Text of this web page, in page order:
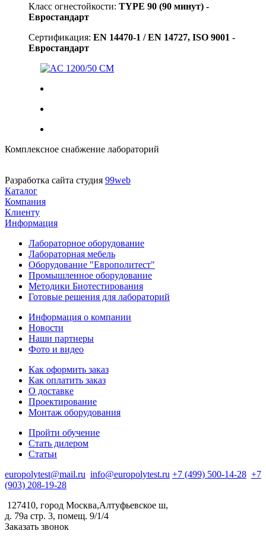
Класс огнестойкости: TYPE 90 (90 минут) -
Евростандарт
Сертификация: EN 14470-1 / EN 14727, ISO 9001 -
Евростандарт
AC 1200/50 CM
Комплексное снабжение лабораторий
Разработка сайта студия 99web
Каталог
Компания
Клиенту
Информация
Лабораторное оборудование
Лабораторная мебель
Оборудование "Европолитест"
Промышленное оборудование
Методики Биотестирования
Готовые решения для лабораторий
Информация о компании
Новости
Наши партнеры
Фото и видео
Как оформить заказ
Как оплатить заказ
О доставке
Проектирование
Монтаж оборудования
Пройти обучение
Стать дилером
Статьи
europolytest@mail.ru info@europolytest.ru +7 (499) 500-14-28 +7
(903) 208-19-28
127410, город Москва,Алтуфьевское ш,
д. 79а стр. 3, помещ. 9/1/4
Заказать звонок